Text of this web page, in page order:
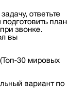
ответьте
план
звонке.
вы
30 мировых
вариант по